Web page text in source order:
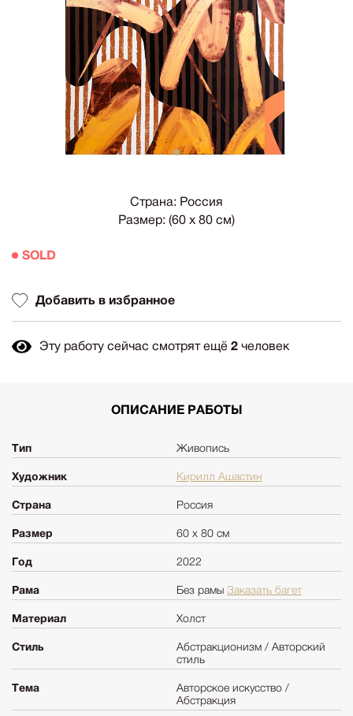
ОПИСАНИЕ РАБОТЫ
Тип Живопись
Художник Кирилл Ашастин
Страна Россия
Размер 60 х 80 см
Год 2022
Рама Без рамы Заказать багет
Материал Холст
Стиль
Абстракционизм / Авторский
стиль
Тема
Авторское искусство /
Абстракция
Страна: Россия
Размер: (60 х 80 см)
SOLD
Добавить в избранное
Эту работу сейчас смотрят ещё 2 человек